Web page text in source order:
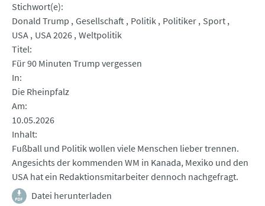
Stichwort(e)
Donald Trump Gesellschaft Politik Politiker Sport
USA USA 2026 Weltpolitik
Titel
Für 90 Minuten Trump vergessen
In
Die Rheinpfalz
Am
10.05.2026
Inhalt
Fußball und Politik wollen viele Menschen lieber trennen.
Angesichts der kommenden WM in Kanada, Mexiko und den
USA hat ein Redaktionsmitarbeiter dennoch nachgefragt.
Datei herunterladen